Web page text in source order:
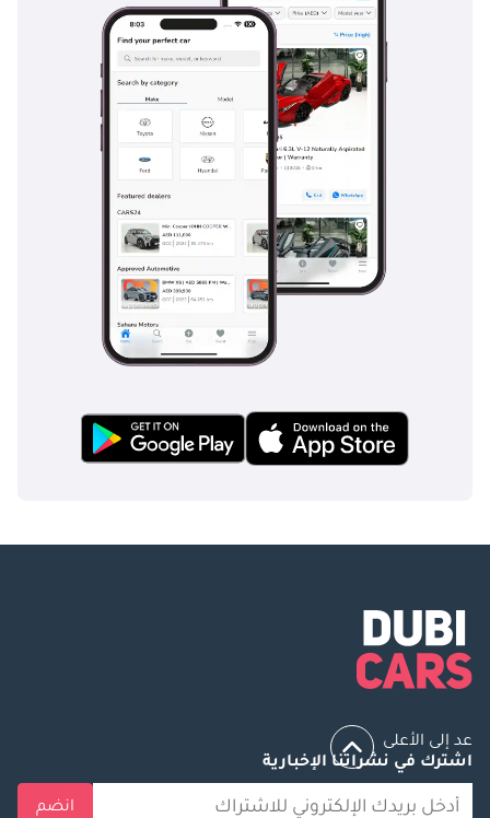
عد إلى الأعلى
اشترك في نشراتنا الإخبارية
انضم